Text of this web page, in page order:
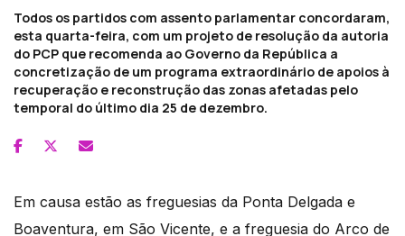
Todos os partidos com assento parlamentar concordaram,
esta quarta-feira, com um projeto de resolução da autoria
do PCP que recomenda ao Governo da República a
concretização de um programa extraordinário de apoios à
recuperação e reconstrução das zonas afetadas pelo
temporal do último dia 25 de dezembro.
Em causa estão as freguesias da Ponta Delgada e
Boaventura, em São Vicente, e a freguesia do Arco de